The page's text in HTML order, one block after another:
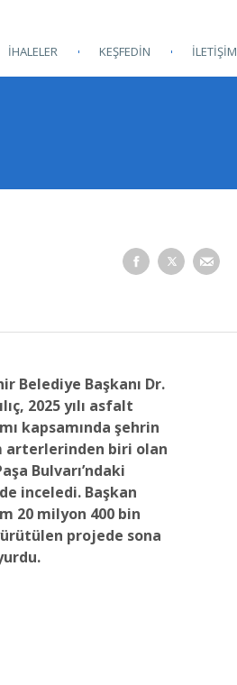
İHALELER KEŞFEDİN İLETİŞİM
Belediye Başkanı Dr.
2025 yılı asfalt
kapsamında şehrin
arterlerinden biri olan
Bulvarı’ndaki
inceledi. Başkan
20 milyon 400 bin
projede sona